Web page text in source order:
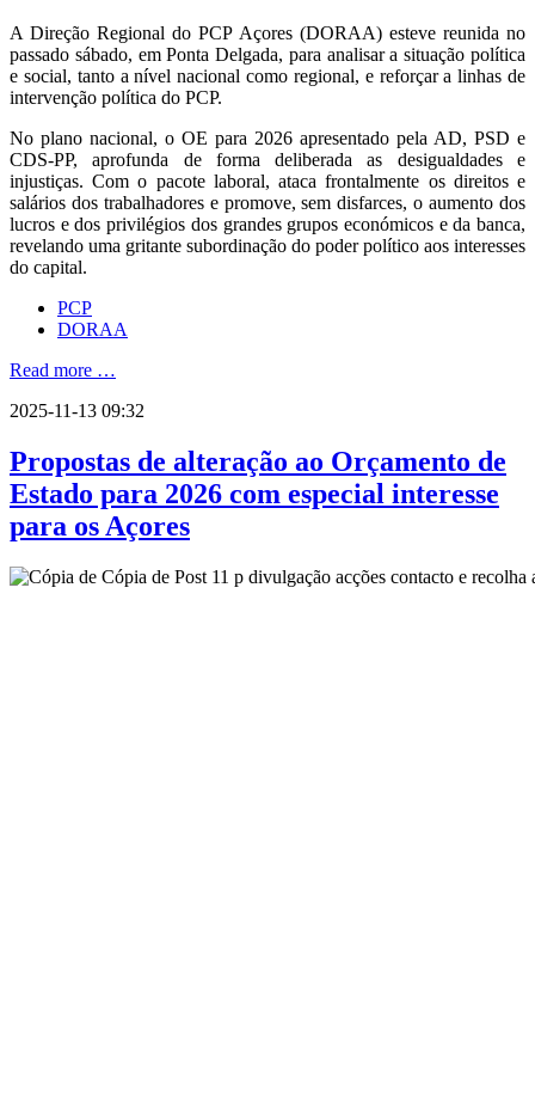
A Direção Regional do PCP Açores (DORAA) esteve reunida no
passado sábado, em Ponta Delgada, para analisar a situação política
e social, tanto a nível nacional como regional, e reforçar a linhas de
intervenção política do PCP.
No plano nacional, o OE para 2026 apresentado pela AD, PSD e
CDS-PP, aprofunda de forma deliberada as desigualdades e
injustiças. Com o pacote laboral, ataca frontalmente os direitos e
salários dos trabalhadores e promove, sem disfarces, o aumento dos
lucros e dos privilégios dos grandes grupos económicos e da banca,
revelando uma gritante subordinação do poder político aos interesses
do capital.
PCP
DORAA
Read more …
2025-11-13 09:32
Propostas de alteração ao Orçamento de
Estado para 2026 com especial interesse
para os Açores